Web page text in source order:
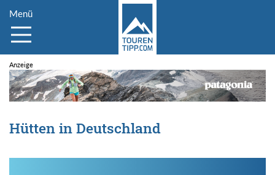
Menü
Hütten in Deutschland